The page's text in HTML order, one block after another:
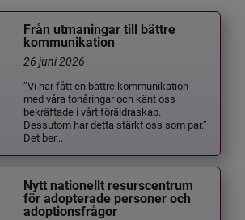
Från utmaningar till bättre
kommunikation
26 juni 2026
”Vi har fått en bättre kommunikation
med våra tonåringar och känt oss
bekräftade i vårt föräldraskap.
Dessutom har detta stärkt oss som par.”
Det ber...
Nytt nationellt resurscentrum
för adopterade personer och
adoptionsfrågor